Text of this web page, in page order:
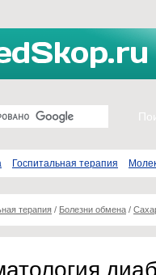
Госпитальная терапия
терапия / Болезни обмена /